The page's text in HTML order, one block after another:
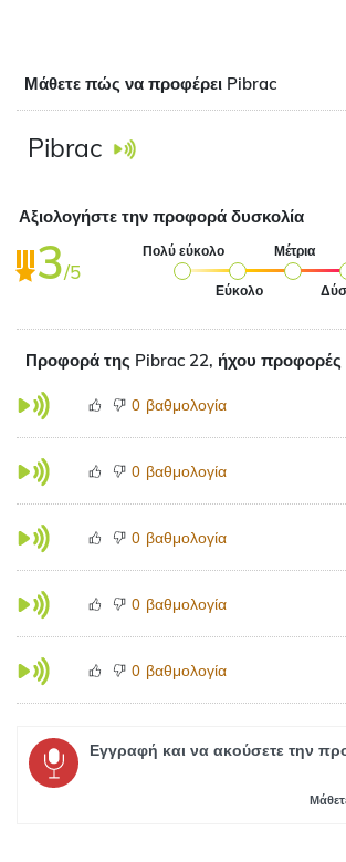
Μάθετε πώς να προφέρει Pibrac
Pibrac
Αξιολογήστε την προφορά δυσκολία
3/5
Πολύ εύκολο
Εύκολο
Μέτρια
Προφορά της Pibrac 22, ήχου προφορές
0 βαθμολογία
0 βαθμολογία
0 βαθμολογία
0 βαθμολογία
0 βαθμολογία
Εγγραφή και να ακούσετε την